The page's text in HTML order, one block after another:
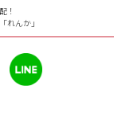
！
れんか」